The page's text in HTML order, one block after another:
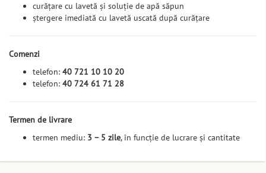
curățare cu lavetă și soluție de apă săpun
ștergere imediată cu lavetă uscată după curățare
Comenzi
telefon: 40 721 10 10 20
telefon: 40 724 61 71 28
Termen de livrare
termen mediu: 3 – 5 zile, în funcție de lucrare și cantitate